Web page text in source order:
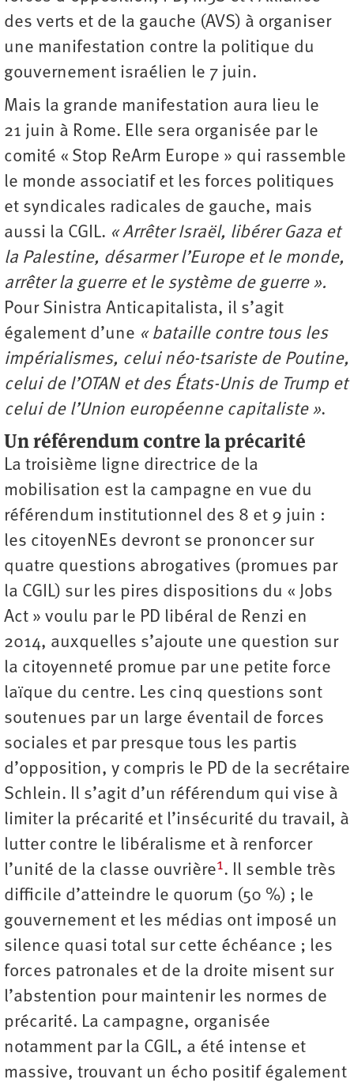
des verts et de la gauche (AVS) à organiser
une manifestation contre la politique du
gouvernement israélien le 7 juin.
Mais la grande manifestation aura lieu le
21 juin à Rome. Elle sera organisée par le
comité « Stop ReArm Europe » qui rassemble
le monde associatif et les forces politiques
et syndicales radicales de gauche, mais
aussi la CGIL. « Arrêter Israël, libérer Gaza et
la Palestine, désarmer l’Europe et le monde,
arrêter la guerre et le système de guerre ».
Pour Sinistra Anticapitalista, il s’agit
également d’une « bataille contre tous les
impérialismes, celui néo-tsariste de Poutine,
celui de l’OTAN et des États-Unis de Trump et
celui de l’Union européenne capitaliste ».
Un référendum contre la précarité
La troisième ligne directrice de la
mobilisation est la campagne en vue du
référendum institutionnel des 8 et 9 juin :
les citoyenNEs devront se prononcer sur
quatre questions abrogatives (promues par
la CGIL) sur les pires dispositions du « Jobs
Act » voulu par le PD libéral de Renzi en
2014, auxquelles s’ajoute une question sur
la citoyenneté promue par une petite force
laïque du centre. Les cinq questions sont
soutenues par un large éventail de forces
sociales et par presque tous les partis
d’opposition, y compris le PD de la secrétaire
Schlein. Il s’agit d’un référendum qui vise à
limiter la précarité et l’insécurité du travail, à
lutter contre le libéralisme et à renforcer
l’unité de la classe ouvrière1. Il semble très
difficile d’atteindre le quorum (50 %) ; le
gouvernement et les médias ont imposé un
silence quasi total sur cette échéance ; les
forces patronales et de la droite misent sur
l’abstention pour maintenir les normes de
précarité. La campagne, organisée
notamment par la CGIL, a été intense et
massive, trouvant un écho positif également